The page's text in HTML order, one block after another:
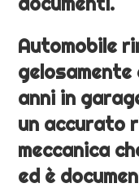
Automobile
anni in
un accurato
meccanica
ed è